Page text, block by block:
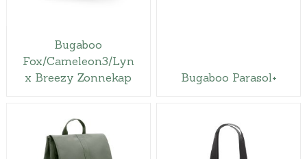
Bugaboo
Fox/Cameleon3/Lyn
x Breezy Zonnekap
Bugaboo Parasol+